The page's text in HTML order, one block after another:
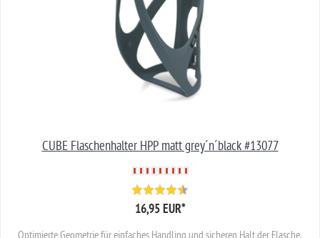
CUBE Flaschenhalter HPP matt grey´n´black #13077
16,95 EUR*
Optimierte Geometrie für einfaches Handling und sicheren Halt der Flasche,